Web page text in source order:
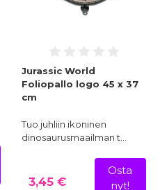
Jurassic World
Foliopallo logo 45 x 37
cm
Tuo juhliin ikoninen
dinosaurusmaailman t…
3,45 €
Osta
nyt!